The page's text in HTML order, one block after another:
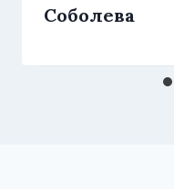
Соболева